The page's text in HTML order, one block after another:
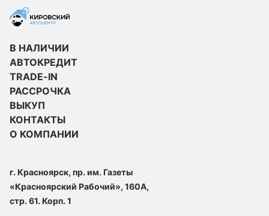
В НАЛИЧИИ
АВТОКРЕДИТ
TRADE-IN
РАССРОЧКА
ВЫКУП
КОНТАКТЫ
О КОМПАНИИ
г. Красноярск, пр. им. Газеты
«Красноярский Рабочий», 160А,
стр. 61. Корп. 1